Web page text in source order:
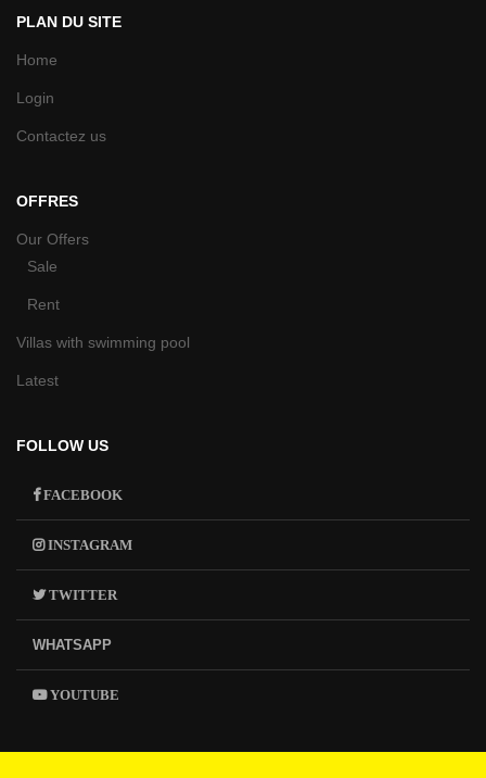
PLAN DU SITE
Home
Login
Contactez us
OFFRES
Our Offers
Sale
Rent
Villas with swimming pool
Latest
FOLLOW US
FACEBOOK
INSTAGRAM
TWITTER
WHATSAPP
YOUTUBE